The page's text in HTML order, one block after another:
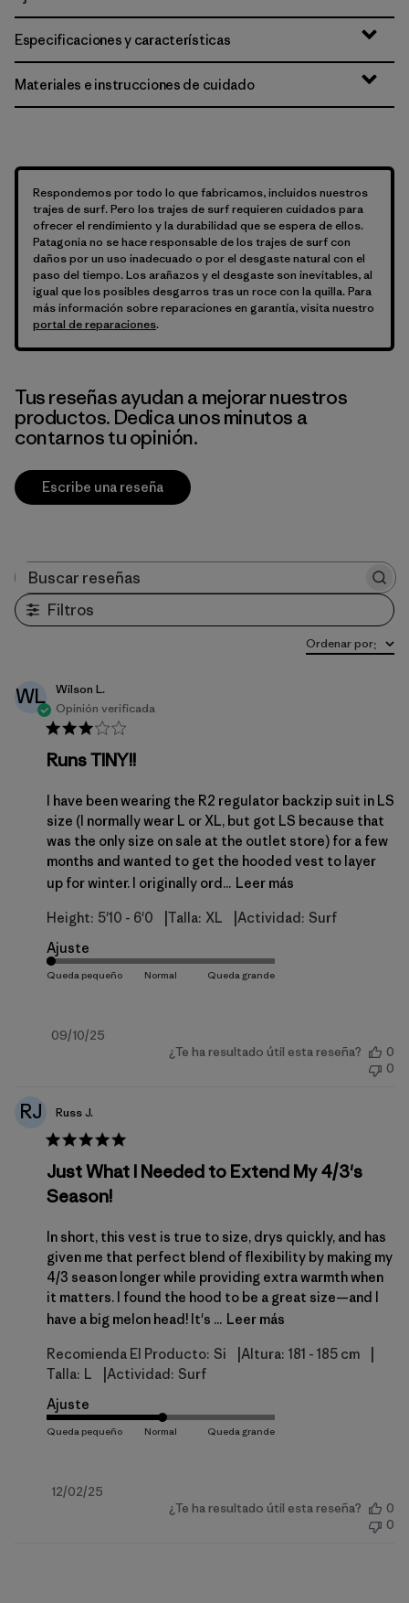
Especificaciones y características
Materiales e instrucciones de cuidado
Respondemos por todo lo que fabricamos, incluidos nuestros
trajes de surf. Pero los trajes de surf requieren cuidados para
ofrecer el rendimiento y la durabilidad que se espera de ellos.
Patagonia no se hace responsable de los trajes de surf con
daños por un uso inadecuado o por el desgaste natural con el
paso del tiempo. Los arañazos y el desgaste son inevitables, al
igual que los posibles desgarros tras un roce con la quilla. Para
más información sobre reparaciones en garantía, visita nuestro
portal de reparaciones.
Tus reseñas ayudan a mejorar nuestros
productos. Dedica unos minutos a
contarnos tu opinión.
Escribe una reseña
Filtros
Ordenar por:
WL
Wilson L.
Opinión verificada
Runs TINY!!
I have been wearing the R2 regulator backzip suit in LS
size (I normally wear L or XL, but got LS because that
was the only size on sale at the outlet store) for a few
months and wanted to get the hooded vest to layer
up for winter. I originally ord... Leer más
Height: 5'10 - 6'0 Talla: XL Actividad: Surf
Ajuste
Fecha
09/10/25
¿Te ha resultado útil esta reseña?
0
0
RJ Russ J.
Just What I Needed to Extend My 4/3's
Season!
In short, this vest is true to size, drys quickly, and has
given me that perfect blend of flexibility by making my
4/3 season longer while providing extra warmth when
it matters. I found the hood to be a great size—and I
have a big melon head! It's ... Leer más
Recomienda El Producto: Si Altura: 181 - 185 cm
Talla: L Actividad: Surf
Ajuste
Fecha
12/02/25
¿Te ha resultado útil esta reseña?
0
0